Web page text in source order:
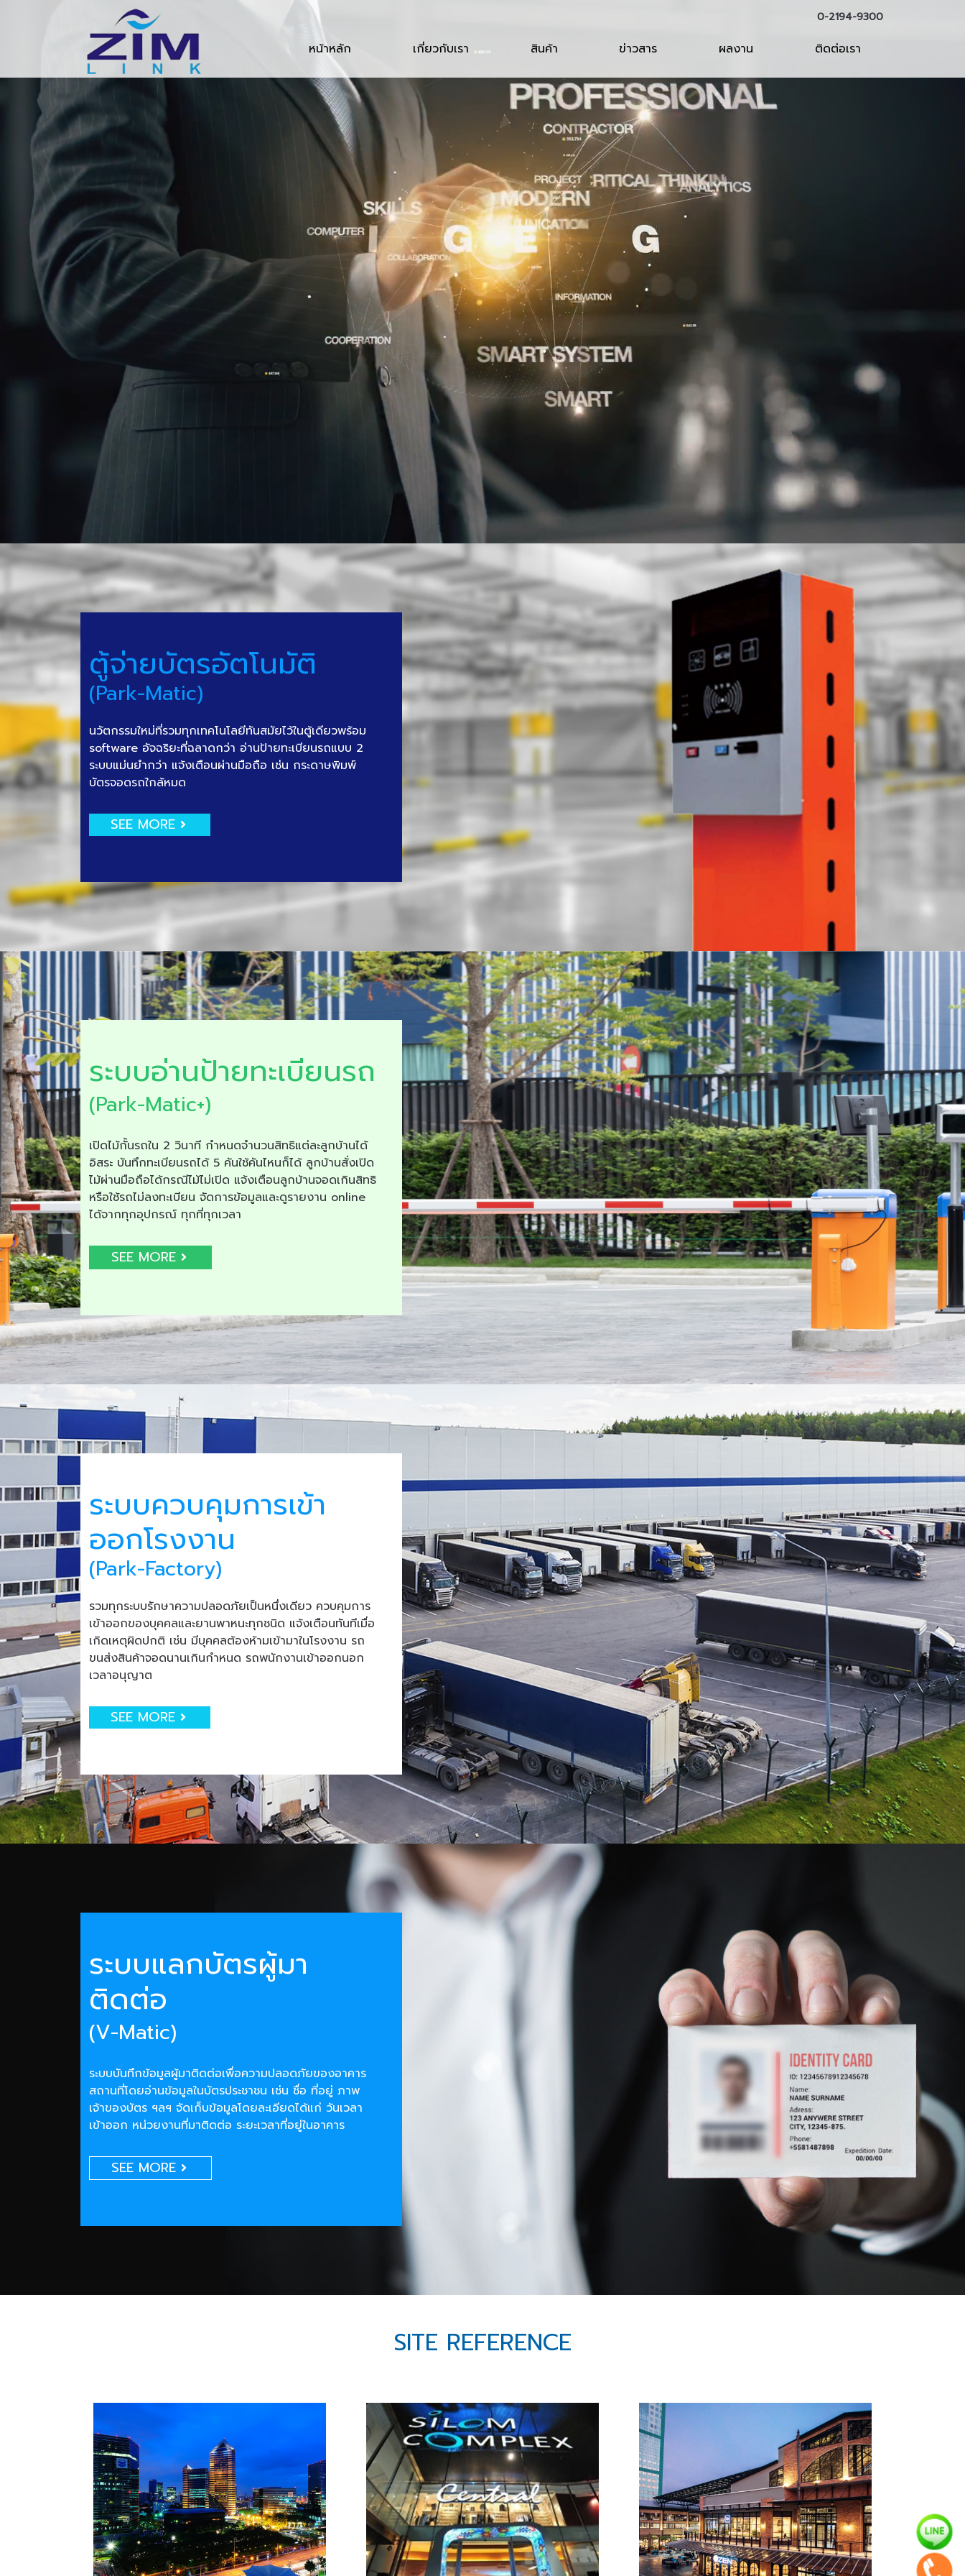
0-2194-9300
หน้าหลัก เกี่ยวกับเรา สินค้า ข่าวสาร ผลงาน ติดต่อเรา
ตู้จ่ายบัตรอัตโนมัติ
(Park-Matic)
นวัตกรรมใหม่ที่รวมทุกเทคโนโลยีทันสมัยไว้ในตู้เดียวพร้อม
software อัจฉริยะที่ฉลาดกว่า อ่านป้ายทะเบียนรถแบบ 2
ระบบแม่นยำกว่า แจ้งเตือนผ่านมือถือ เช่น กระดาษพิมพ์
บัตรจอดรถใกล้หมด
SEE MORE
ระบบอ่านป้ายทะเบียนรถ
(Park-Matic+)
เปิดไม้กั้นรถใน 2 วินาที กำหนดจำนวนสิทธิแต่ละลูกบ้านได้
อิสระ บันทึกทะเบียนรถได้ 5 คันใช้คันไหนก็ได้ ลูกบ้านสั่งเปิด
ไม้ผ่านมือถือได้กรณีไม้ไม่เปิด แจ้งเตือนลูกบ้านจอดเกินสิทธิ
หรือใช้รถไม่ลงทะเบียน จัดการข้อมูลและดูรายงาน online
ได้จากทุกอุปกรณ์ ทุกที่ทุกเวลา
SEE MORE
ระบบควบคุมการเข้า
ออกโรงงาน
(Park-Factory)
รวมทุกระบบรักษาความปลอดภัยเป็นหนึ่งเดียว ควบคุมการ
เข้าออกของบุคคลและยานพาหนะทุกชนิด แจ้งเตือนทันทีเมื่อ
เกิดเหตุผิดปกติ เช่น มีบุคคลต้องห้ามเข้ามาในโรงงาน รถ
ขนส่งสินค้าจอดนานเกินกำหนด รถพนักงานเข้าออกนอก
เวลาอนุญาต
SEE MORE
ระบบแลกบัตรผู้มา
ติดต่อ
(V-Matic)
ระบบบันทึกข้อมูลผู้มาติดต่อเพื่อความปลอดภัยของอาคาร
สถานที่โดยอ่านข้อมูลในบัตรประชาชน เช่น ชื่อ ที่อยู่ ภาพ
เจ้าของบัตร ฯลฯ จัดเก็บข้อมูลโดยละเอียดได้แก่ วันเวลา
เข้าออก หน่วยงานที่มาติดต่อ ระยะเวลาที่อยู่ในอาคาร
SEE MORE
SITE REFERENCE